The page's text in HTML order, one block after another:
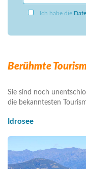
Ich habe die
Berühmte
Sie sind noch
die bekanntesten
Idrosee